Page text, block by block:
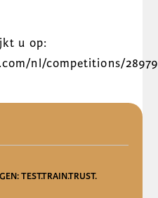
u op:
nl/competitions/
TEST.TRAIN.TRUST.